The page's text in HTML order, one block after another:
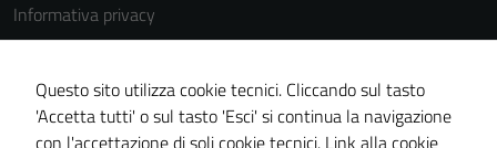
Informativa privacy
Cookie Policy
Note legali
Dichiarazione di accessibilità
Questo sito utilizza cookie tecnici. Cliccando sul tasto
'Accetta tutti' o sul tasto 'Esci' si continua la navigazione
con l'accettazione di soli cookie tecnici. Link alla cookie